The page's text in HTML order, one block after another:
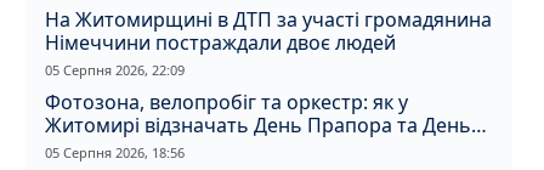
На Житомирщині в ДТП за участі громадянина
Німеччини постраждали двоє людей
05 Серпня 2026, 22:09
Фотозона, велопробіг та оркестр: як у
Житомирі відзначать День Прапора та День
Незалежності
05 Серпня 2026, 18:56